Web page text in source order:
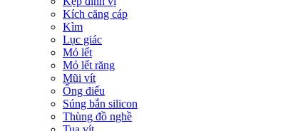
Kích căng cáp
Kìm
Lục giác
Mỏ lết
Mỏ lết răng
Mũi vít
Ống điếu
Súng bắn silicon
Thùng đồ nghề